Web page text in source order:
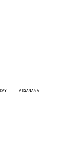
VEGANANA